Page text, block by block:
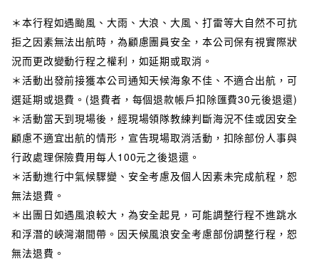
＊本行程如遇颱風、大雨、大浪、大風、打雷等大自然不可抗
拒之因素無法出航時，為顧慮團員安全，本公司保有視實際狀
況而更改變動行程之權利，如延期或取消。
＊活動出發前接獲本公司通知天候海象不佳、不適合出航，可
選延期或退費。(退費者，每個退款帳戶扣除匯費30元後退還)
＊活動當天到現場後，經現場領隊教練判斷海況不佳或因安全
顧慮不適宜出航的情形，宣告現場取消活動，扣除部份人事與
行政處理保險費用每人100元之後退還。
＊活動進行中氣候驟變、安全考慮及個人因素未完成航程，恕
無法退費。
＊出團日如遇風浪較大，為安全起見，可能調整行程不進跳水
和浮潛的峽灣潮間帶。因天候風浪安全考慮部份調整行程，恕
無法退費。